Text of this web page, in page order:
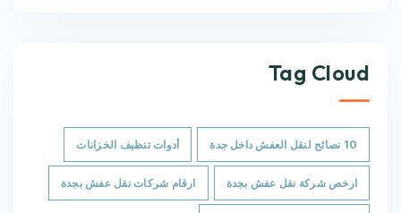
Tag Cloud
10 نصائح لنقل العفش داخل جدة أدوات تنظيف الخزانات
ارخص شركة نقل عفش بجدة ارقام شركات نقل عفش بجدة